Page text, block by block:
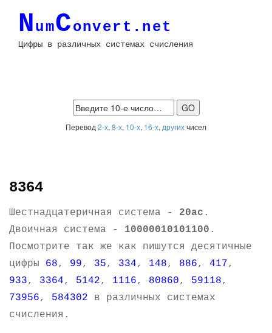
NumConvert.net
Цифры в различных системах счисления
Перевод 2-х, 8-х, 10-х, 16-х, другихчисел
8364
Шестнадцатеричная система - 20ac .
Двоичная система - 10000010101100 .
Посмотрите так же как пишутся десятичные
цифры 68, 99, 35, 334, 148, 886, 417,
933, 3364, 5142, 1116, 80860, 59118,
73956, 584302 в различных системах
счисления.